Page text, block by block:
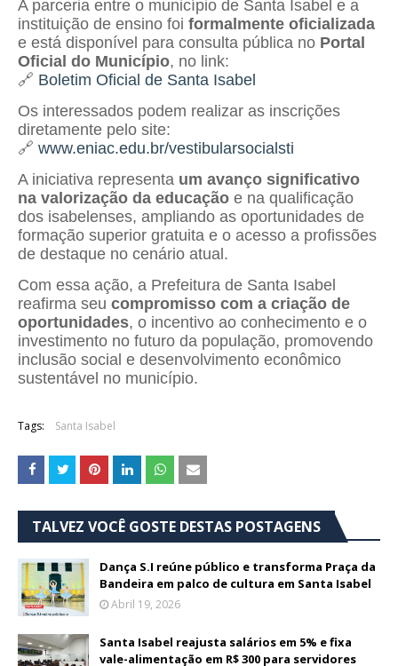
A parceria entre o município de Santa Isabel e a
instituição de ensino foi formalmente oficializada
e está disponível para consulta pública no Portal
Oficial do Município, no link:
🔗 Boletim Oficial de Santa Isabel
Os interessados podem realizar as inscrições
diretamente pelo site:
🔗 www.eniac.edu.br/vestibularsocialsti
A iniciativa representa um avanço significativo
na valorização da educação e na qualificação
dos isabelenses, ampliando as oportunidades de
formação superior gratuita e o acesso a profissões
de destaque no cenário atual.
Com essa ação, a Prefeitura de Santa Isabel
reafirma seu compromisso com a criação de
oportunidades, o incentivo ao conhecimento e o
investimento no futuro da população, promovendo
inclusão social e desenvolvimento econômico
sustentável no município.
Tags: Santa Isabel
TALVEZ VOCÊ GOSTE DESTAS POSTAGENS
Dança S.I reúne público e transforma Praça da
Bandeira em palco de cultura em Santa Isabel
Abril 19, 2026
Santa Isabel reajusta salários em 5% e fixa
vale-alimentação em R$ 300 para servidores